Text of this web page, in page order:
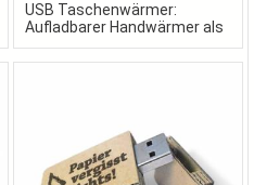
USB Taschenwärmer:
Aufladbarer Handwärmer als
Werbeartikel